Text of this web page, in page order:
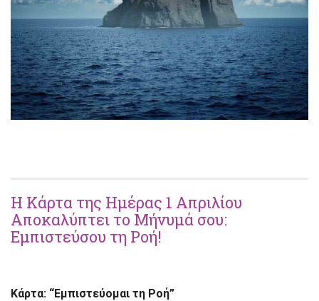
Η Κάρτα της Ημέρας 1 Απριλίου
Αποκαλύπτει το Μήνυμά σου:
Εμπιστεύσου τη Ροή!
Κάρτα: “Εμπιστεύομαι τη Ροή”